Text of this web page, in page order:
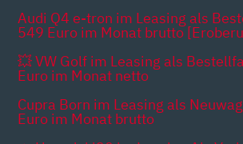
Audi Q4 e-tron im Leasing als
549 Euro im Monat brutto
💥 VW Golf im Leasing als
Euro im Monat netto
Cupra Born im Leasing als
Euro im Monat brutto